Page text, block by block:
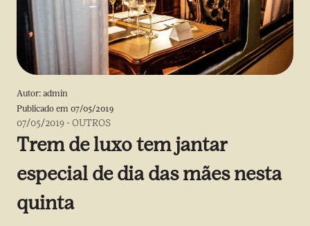
Autor: admin
Publicado em 07/05/2019
07/05/2019 -OUTROS
Trem de luxo tem jantar
especial de dia das mães nesta
quinta